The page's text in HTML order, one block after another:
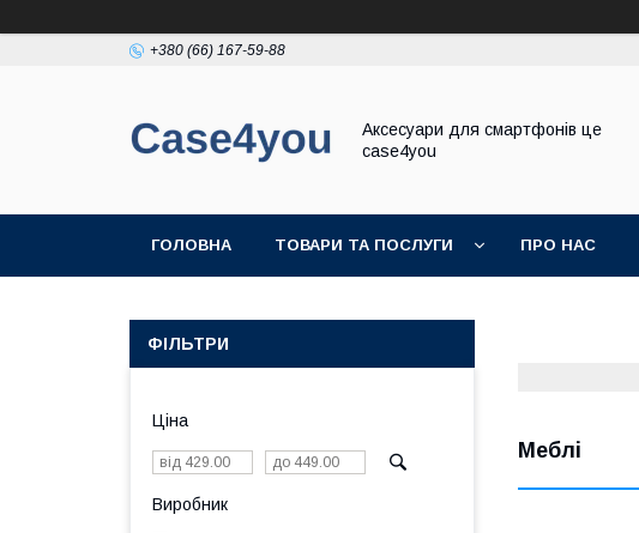
+380 (66) 167-59-88
Аксесуари для смартфонів це
case4you
ГОЛОВНА ТОВАРИ ТА ПОСЛУГИ ПРО НАС
Меблі
ФІЛЬТРИ
Ціна
Виробник